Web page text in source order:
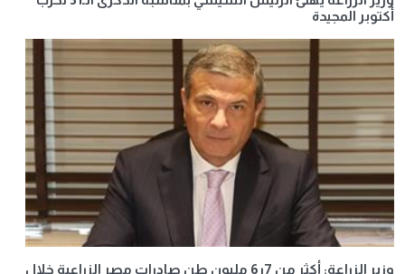
أكتوبر المجيدة
وزير الزراعة: أكثر من 7ر6 مليون طن صادرات مصر الزراعية خلال